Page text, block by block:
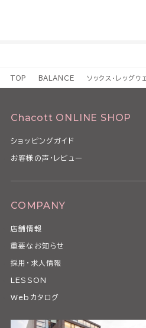
TOP BALANCE ソックス・レッグウ
Chacott ONLINE SHOP
ショッピングガイド
お客様の声・レビュー
COMPANY
店舗情報
重要なお知らせ
採用・求人情報
LESSON
Webカタログ